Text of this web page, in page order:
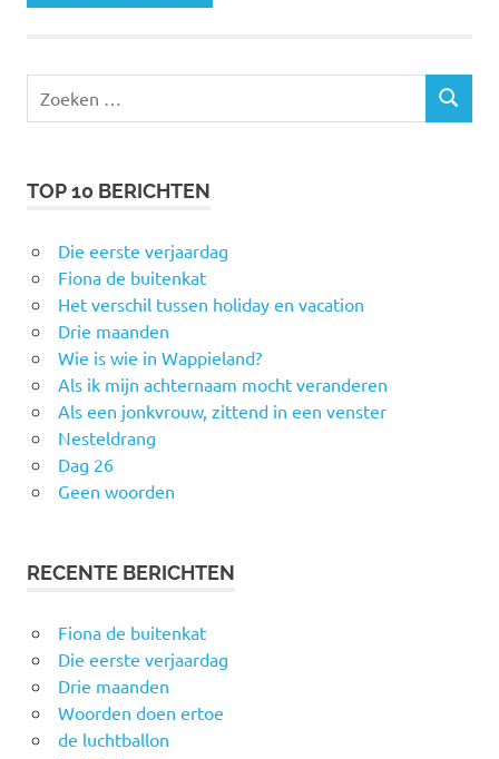
naar:
ZOEKEN
TOP 10 BERICHTEN
Die eerste verjaardag
Fiona de buitenkat
Het verschil tussen holiday en vacation
Drie maanden
Wie is wie in Wappieland?
Als ik mijn achternaam mocht veranderen
Als een jonkvrouw, zittend in een venster
Nesteldrang
Dag 26
Geen woorden
RECENTE BERICHTEN
Fiona de buitenkat
Die eerste verjaardag
Drie maanden
Woorden doen ertoe
de luchtballon